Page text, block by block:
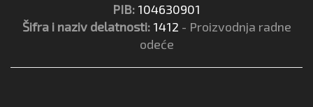
PIB: 104630901
Šifra i naziv delatnosti: 1412 - Proizvodnja radne
odeće